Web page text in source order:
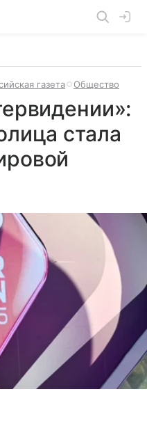
газета Общество
стала